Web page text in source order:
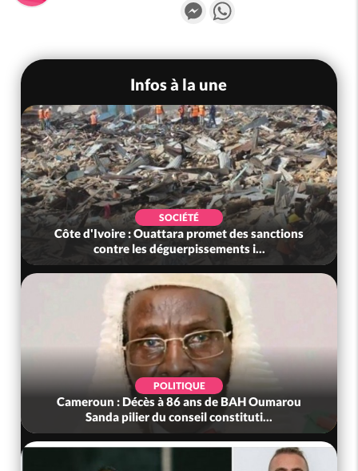
Messenger
Infos à la une
SOCIÉTÉ
Côte d'Ivoire : Ouattara promet des sanctions
contre les déguerpissements i...
POLITIQUE
Cameroun : Décès à 86 ans de BAH Oumarou
Sanda pilier du conseil constituti...